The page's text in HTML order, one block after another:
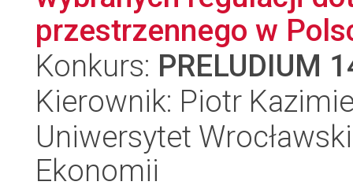
przestrzennego w
Konkurs: PRELUDIUM
Kierownik: Piotr
Uniwersytet
Ekonomii